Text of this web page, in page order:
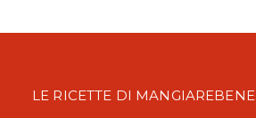
LE RICETTE DI MANGIAREBENE